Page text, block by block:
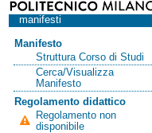
manifesti
Manifesto
Struttura Corso di Studi
Cerca/Visualizza
Manifesto
Regolamento didattico
Regolamento non
disponibile